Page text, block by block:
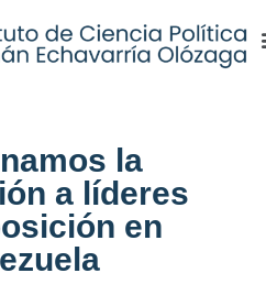
la
a líderes
en